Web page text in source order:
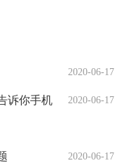
2020-06-17
2020-06-17
诉你手机
2020-06-17